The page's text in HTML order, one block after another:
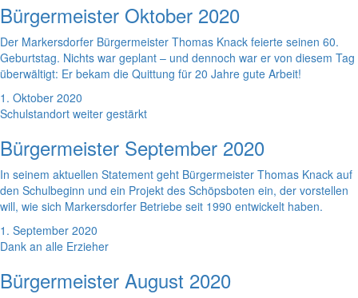
Bürgermeister Oktober 2020
Der Markersdorfer Bürgermeister Thomas Knack feierte seinen 60.
Geburtstag. Nichts war geplant – und dennoch war er von diesem Tag
überwältigt: Er bekam die Quittung für 20 Jahre gute Arbeit!
1. Oktober 2020
Schulstandort weiter gestärkt
Bürgermeister September 2020
In seinem aktuellen Statement geht Bürgermeister Thomas Knack auf
den Schulbeginn und ein Projekt des Schöpsboten ein, der vorstellen
will, wie sich Markersdorfer Betriebe seit 1990 entwickelt haben.
1. September 2020
Dank an alle Erzieher
Bürgermeister August 2020